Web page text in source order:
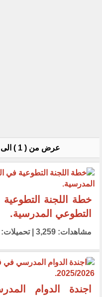
عرض من ( 1 ) الى ( 7 ) من أصل ( 7 ) سجل
خطة اللجنة
التطوعي المدرسية.
مشاهدات: 3,259 | تحميلات: 880 | 23/09/2025 07:33 pm
اجندة الدوام